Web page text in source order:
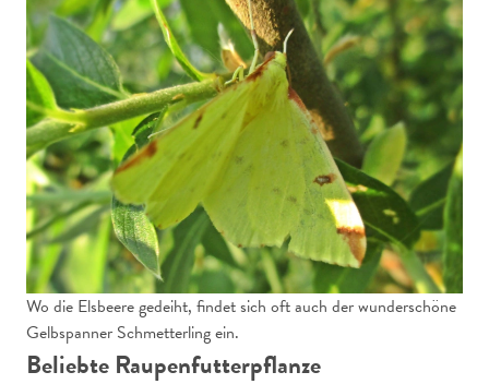
Wo die Elsbeere gedeiht, findet sich oft auch der wunderschöne
Gelbspanner Schmetterling ein.
Beliebte Raupenfutterpflanze